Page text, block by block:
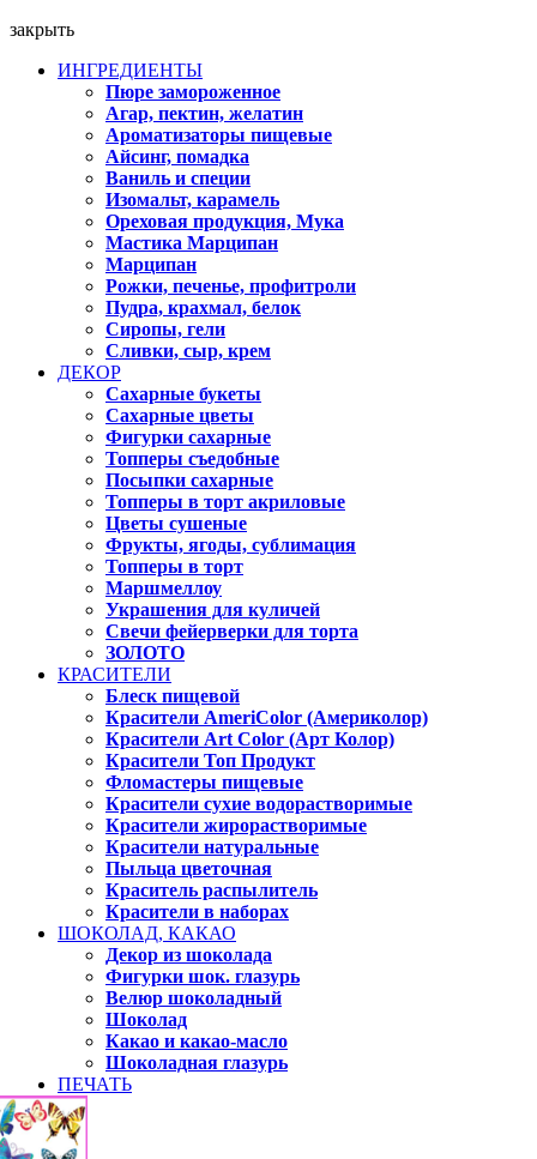
закрыть
ИНГРЕДИЕНТЫ
Пюре замороженное
Агар, пектин, желатин
Ароматизаторы пищевые
Айсинг, помадка
Ваниль и специи
Изомальт, карамель
Ореховая продукция, Мука
Мастика Марципан
Марципан
Рожки, печенье, профитроли
Пудра, крахмал, белок
Сиропы, гели
Сливки, сыр, крем
ДЕКОР
Сахарные букеты
Сахарные цветы
Фигурки сахарные
Топперы съедобные
Посыпки сахарные
Топперы в торт акриловые
Цветы сушеные
Фрукты, ягоды, сублимация
Топперы в торт
Маршмеллоу
Украшения для куличей
Свечи фейерверки для торта
ЗОЛОТО
КРАСИТЕЛИ
Блеск пищевой
Красители AmeriColor (Америколор)
Красители Art Color (Арт Колор)
Красители Топ Продукт
Фломастеры пищевые
Красители сухие водорастворимые
Красители жирорастворимые
Красители натуральные
Пыльца цветочная
Краситель распылитель
Красители в наборах
ШОКОЛАД, КАКАО
Декор из шоколада
Фигурки шок. глазурь
Велюр шоколадный
Шоколад
Какао и какао-масло
Шоколадная глазурь
ПЕЧАТЬ